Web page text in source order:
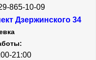
865-10-09
Дзержинского 34
21:00